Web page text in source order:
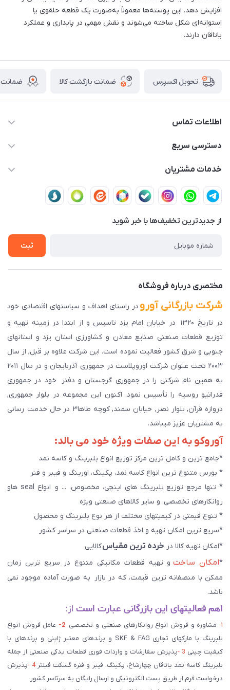
افزایش دهد. این پوسته‌ها معمولاً به‌صورت یک قطعه حلقوی یا
استوانه‌ای شکل ساخته می‌شوند و نقش مهمی در پایداری و عملکرد
یاتاقان دارند.
تحویل اکسپرس ضمانت بازگشت کالا ضمانت
اطلاعات تماس
03591001161
دسترسی سریع
حساب کاربری
لیست محصولات
درباره ما
خدمات مشتریان
قوانین و مقررات
حریم خصوصی
راهنمای ثبت سفارش
سوالات متداول
از جدید‌ترین تخفیف‌ها با‌ خبر شوید
ثبت
مختصری درباره فروشگاه
شرکت بازرگانی آورو در راستای اهداف و سیاستهای اقتصادی خود
در تاریخ ۱۳۲۰ در خیابان امام یزد تاسیس و از ابتدا در زمینه تهیه و
توزیع قطعات صنعتی صنایع معادن و کشاورزی استان یزد و استانهای
جنوبی و شرق کشور فعالیت نموده است. این شرکت علاوه بر قبل, از سال
۲۰۰۳ تحت عنوان شرکت اوروپلاست در جمهوری آذربایجان و در سال ۲۰۱۱
به همین نام شرکتی را در جمهوری گرجستان و دفتر خود در جمهوری
فدراتیو روسیه را تأسیس نمود. اکنون این مجموعه در بلوار جمهوری,
دروازه قرآن, بلوار نصر, خیابان سمند, کوچه طاها۳ در حال خدمت رسانی
به مشتریان عزیز میباشد.
آوروکو به این صفات ویژه خود می بالد:
*جامع ترین و کامل ترین مرکز توزیع انواع بلبرینگ و کاسه نمد
* بورس متنوع ترین انواع کاسه نمد، پکینگ، اورینگ و فیبر و فنر
* تنها مرجع توزیع بلبرینگ های اینچی، مخصوص، ... و انواع seal هاو
روانکارهای تخصصی. و سایر کالاهای صنعتی ويژه
* تنوع قیمتی در کیفیتهای مختلف از هر نوع بلبرینگ و محصول
*سریع ترین امکان تهیه و اخذ قطعات صنعتی در سراسر کشور
*امکان تهیه کالا در خرده ترین مقیاسکالایی
*امکان ساختو تهیه قطعات مکانیکی متنوع در سریع ترین زمان
ممکن با منصفانه ترین قیمت، که در بازار به صورت آماده موجود نمی
باشد.
اهم فعالیتهای این بازرگانی عبارت است از:
۱- مشاوره و فروش انواع روانکارهای صنعتی و تخصصی 2-
عامل فروش انواع
بلبرینگ با مارکهای تجاری SKF & FAG و برندهای معتبر ژاپنی و برندهای با
کیفیت چینی 3 - پذیرش سفارشات و واردات فوری قطعات یدکی صنعتی از جمله
بلبرینگ کاسه نمد یاتاقان چهارشاخ، پکینگ، فیبر و فنره گسکت فیلتر4 - پذیرش
درخواست فرم از طریق پست الکترونیکی و ارسال رایگان به سرتاسر کشور